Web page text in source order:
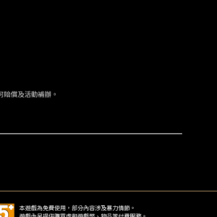
償及活動補辦。
本遊戲為免費使用，部分內容涉及暴力情節。